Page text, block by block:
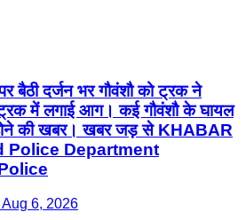
बैठी दर्जन भर गौवंशौ को ट्रक ने
में लगाई आग। कई गौवंशौ के घायल
की खबर। खबर जड़ से KHABAR
Police Department
6, 2026